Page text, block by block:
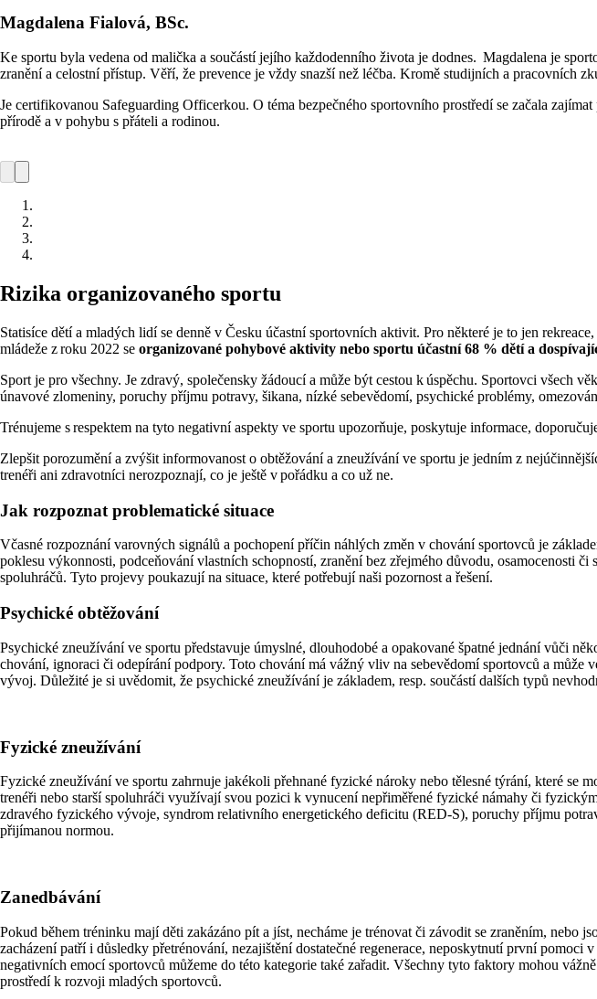
Magdalena Fialová, BSc.
Ke sportu byla vedena od malička a součástí jejího každodenního života je dodnes. Magdalena je
zranění a celostní přístup. Věří, že prevence je vždy snazší než léčba. Kromě studijních a pracovních
Je certifikovanou Safeguarding Officerkou. O téma bezpečného sportovního prostředí se začala
přírodě a v pohybu s přáteli a rodinou.
Rizika organizovaného sportu
Statisíce dětí a mladých lidí se denně v Česku účastní sportovních aktivit. Pro některé je to jen
mládeže z roku 2022 se organizované pohybové aktivity nebo sportu účastní 68 % dětí a
Sport je pro všechny. Je zdravý, společensky žádoucí a může být cestou k úspěchu. Sportovci všech
únavové zlomeniny, poruchy příjmu potravy, šikana, nízké sebevědomí, psychické problémy,
Trénujeme s respektem na tyto negativní aspekty ve sportu upozorňuje, poskytuje informace,
Zlepšit porozumění a zvýšit informovanost o obtěžování a zneužívání ve sportu je jedním z
trenéři ani zdravotníci nerozpoznají, co je ještě v pořádku a co už ne.
Jak rozpoznat problematické situace
Včasné rozpoznání varovných signálů a pochopení příčin náhlých změn v chování sportovců je
poklesu výkonnosti, podceňování vlastních schopností, zranění bez zřejmého důvodu, osamocenosti
spoluhráčů. Tyto projevy poukazují na situace, které potřebují naši pozornost a řešení.
Psychické obtěžování
Psychické zneužívání ve sportu představuje úmyslné, dlouhodobé a opakované špatné jednání vůči
chování, ignoraci či odepírání podpory. Toto chování má vážný vliv na sebevědomí sportovců a
vývoj. Důležité je si uvědomit, že psychické zneužívání je základem, resp. součástí dalších typů
Fyzické zneužívání
Fyzické zneužívání ve sportu zahrnuje jakékoli přehnané fyzické nároky nebo tělesné týrání, které
trenéři nebo starší spoluhráči využívají svou pozici k vynucení nepřiměřené fyzické námahy či
zdravého fyzického vývoje, syndrom relativního energetického deficitu (RED-S), poruchy příjmu
přijímanou normou.
Zanedbávání
Pokud během tréninku mají děti zakázáno pít a jíst, necháme je trénovat či závodit se zraněním,
zacházení patří i důsledky přetrénování, nezajištění dostatečné regenerace, neposkytnutí první
negativních emocí sportovců můžeme do této kategorie také zařadit. Všechny tyto faktory mohou
prostředí k rozvoji mladých sportovců.